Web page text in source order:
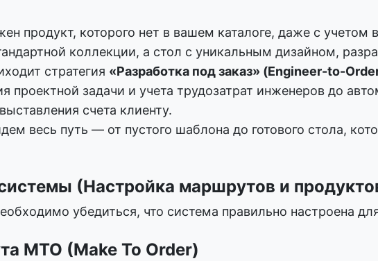
продукт, которого нет в вашем каталоге, даже с
коллекции, а стол с уникальным дизайном,
стратегия «Разработка под заказ» (Engineer-to-
проектной задачи и учета трудозатрат инженеров до
счета клиенту.
весь путь — от пустого шаблона до готового стола,
(Настройка маршрутов и
убедиться, что система правильно настроена
MTO (Make To Order)